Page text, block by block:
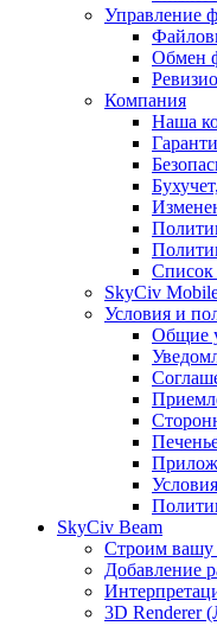
Управление
Обмен
Компания
Наша
Список
SkyCiv
Условия и
Общие
SkyCiv Beam
Строим вашу
Добавление
3D Renderer